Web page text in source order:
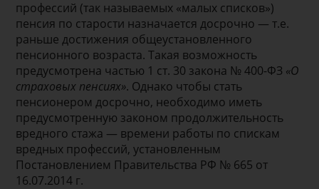
профессий (так называемых «малых списков»)
пенсия по старости назначается досрочно — т.е.
раньше достижения общеустановленного
пенсионного возраста. Такая возможность
предусмотрена частью 1 ст. 30 закона № 400-ФЗ «О
страховых пенсиях». Однако чтобы стать
пенсионером досрочно, необходимо иметь
предусмотренную законом продолжительность
вредного стажа — времени работы по спискам
вредных профессий, установленным
Постановлением Правительства РФ № 665 от
16.07.2014 г.